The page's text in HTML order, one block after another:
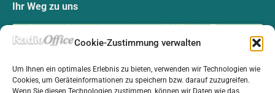
Cookie-Zustimmung verwalten
Um Ihnen ein optimales Erlebnis zu bieten, verwenden wir Technologien wie
Cookies, um Geräteinformationen zu speichern bzw. darauf zuzugreifen.
Wenn Sie diesen Technologien zustimmen, können wir Daten wie das
Ihr Weg zu uns
Klicken Sie auf „Ich stimme zu“, um Google maps